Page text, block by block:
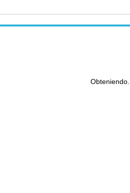
Obteniendo...